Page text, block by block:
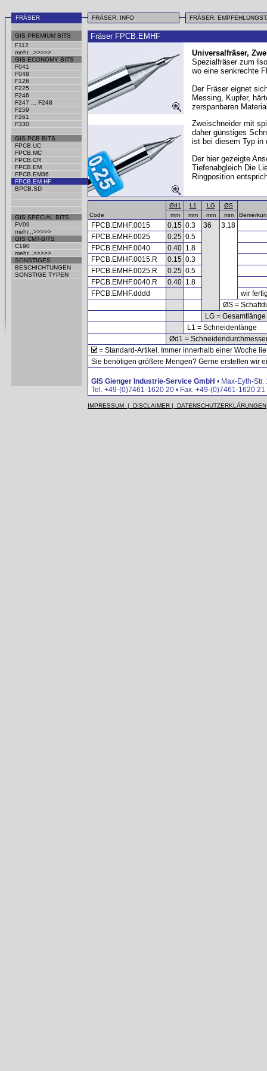
FRÄSER FRÄSER: INFO FRÄSER:
GIS PREMIUM BITS
F112
mehr...>>>>>
GIS ECONOMY BITS
F041
F048
F126
F225
F246
F247 ... F248
F259
F261
F330
GIS PCB BITS
FPCB.UC
FPCB.MC
FPCB.CR
FPCB.EM
FPCB.EM36
FPCB.EM HF
BPCB.SD
GIS SPECIAL BITS
FV09
mehr...>>>>>
GIS CMT-BITS
C190
mehr...>>>>>
SONSTIGES
BESCHICHTUNGEN
SONSTIGE TYPEN
Fräser FPCB.EMHF
Universalfräser,
Spezialfräser zum
wo eine senkrechte
Der Fräser eignet
Messing, Kupfer,
zerspanbaren
Zweischneider mit
daher günstiges
ist bei diesem Typ in
Der hier gezeigte
Tiefenabgleich Die
Ringposition
Code
Ød1 L1 LG
ØS
mm mm mm mm
FPCB.EMHF.0015 0.15 0.3 36
3.18
FPCB.EMHF.0025
0.25 0.5
FPCB.EMHF.0040
0.40 1.8
FPCB.EMHF.0015.R
0.15 0.3
FPCB.EMHF.0025.R
0.25 0.5
FPCB.EMHF.0040.R
0.40 1.8
FPCB.EMHF.dddd
wir
ØS =
LG = Gesamtlänge
L1 = Schneidenlänge
Ød1 =
= Standard-Artikel. Immer innerhalb einer Woche
Sie benötigen größere Mengen? Gerne erstellen wir
GIS Gienger Industrie-Service GmbH • Max-Eyth-
Tel. +49-(0)7461-1620 20 • Fax. +49-(0)7461-1620
IMPRESSUM | DISCLAIMER | DATENSCHUTZERKLÄRUNGEN